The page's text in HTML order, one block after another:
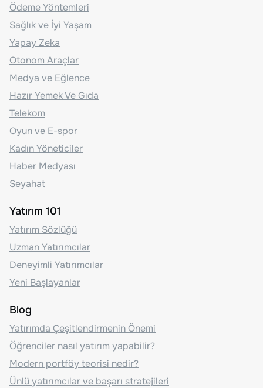
Ödeme Yöntemleri
Sağlık ve İyi Yaşam
Yapay Zeka
Otonom Araçlar
Medya ve Eğlence
Hazır Yemek Ve Gıda
Telekom
Oyun ve E-spor
Kadın Yöneticiler
Haber Medyası
Seyahat
Yatırım 101
Yatırım Sözlüğü
Uzman Yatırımcılar
Deneyimli Yatırımcılar
Yeni Başlayanlar
Blog
Yatırımda Çeşitlendirmenin Önemi
Öğrenciler nasıl yatırım yapabilir?
Modern portföy teorisi nedir?
Ünlü yatırımcılar ve başarı stratejileri